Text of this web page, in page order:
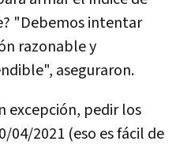
"Debemos intentar
razonable y
aseguraron.
excepción, pedir los
04/2021 (eso es fácil de